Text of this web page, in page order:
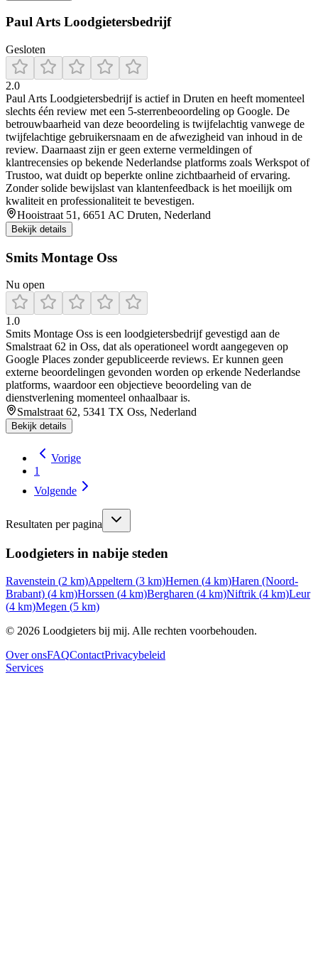
Paul Arts Loodgietersbedrijf
Gesloten
2.0
Paul Arts Loodgietersbedrijf is actief in Druten en heeft momenteel
slechts één review met een 5-sterrenbeoordeling op Google. De
betrouwbaarheid van deze beoordeling is twijfelachtig vanwege de
twijfelachtige gebruikersnaam en de afwezigheid van inhoud in de
review. Daarnaast zijn er geen externe vermeldingen of
klantrecensies op bekende Nederlandse platforms zoals Werkspot of
Trustoo, wat duidt op beperkte online zichtbaarheid of ervaring.
Zonder solide bewijslast van klantenfeedback is het moeilijk om
kwaliteit en professionaliteit te bevestigen.
Hooistraat 51, 6651 AC Druten, Nederland
Bekijk details
Smits Montage Oss
Nu open
1.0
Smits Montage Oss is een loodgietersbedrijf gevestigd aan de
Smalstraat 62 in Oss, dat als operationeel wordt aangegeven op
Google Places zonder gepubliceerde reviews. Er kunnen geen
externe beoordelingen gevonden worden op erkende Nederlandse
platforms, waardoor een objectieve beoordeling van de
dienstverlening momenteel onhaalbaar is.
Smalstraat 62, 5341 TX Oss, Nederland
Bekijk details
Vorige
1
Volgende
Resultaten per pagina
Loodgieters in nabije steden
Ravenstein (2 km)Appeltern (3 km)Hernen (4 km)Haren (Noord-
Brabant) (4 km)Horssen (4 km)Bergharen (4 km)Niftrik (4 km)Leur
(4 km)Megen (5 km)
© 2026 Loodgieters bij mij. Alle rechten voorbehouden.
Over onsFAQContactPrivacybeleid
Services